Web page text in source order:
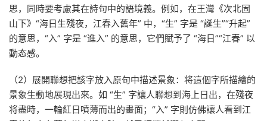
思，同時要考慮其在詩句中的語境義。例如，在王灣《次北固
山下》“海日生殘夜，江春入舊年” 中，“生” 字是 “誕生”“升起”
的意思，“入” 字是 “進入” 的意思，它們賦予了 “海日”“江春” 以
動态感。
（2）展開聯想把該字放入原句中描述景象：将這個字所描繪的
景象生動地展現出來。如 “生” 字讓人聯想到海上日出，在殘夜
将盡時，一輪紅日噴薄而出的畫面；“入” 字則仿佛讓人看到江